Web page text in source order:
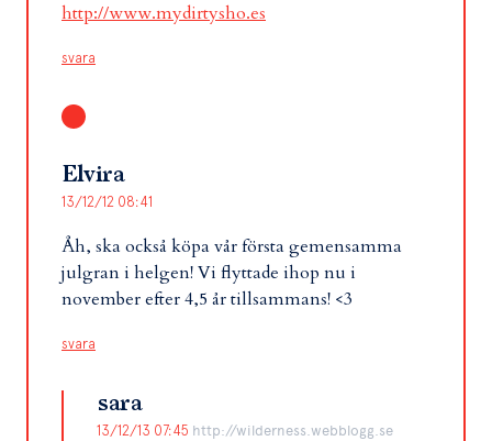
http://www.mydirtysho.es
svara
Elvira
13/12/12 08:41
Åh, ska också köpa vår första gemensamma
julgran i helgen! Vi flyttade ihop nu i
november efter 4,5 år tillsammans! <3
svara
sara
13/12/13 07:45 http://wilderness.webblogg.se